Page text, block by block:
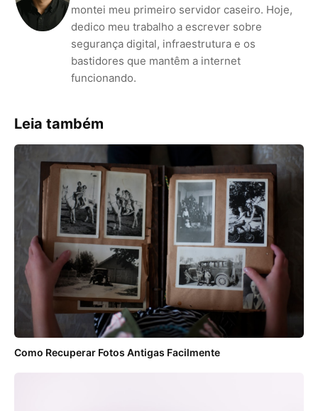
montei meu primeiro servidor caseiro. Hoje,
dedico meu trabalho a escrever sobre
segurança digital, infraestrutura e os
bastidores que mantêm a internet
funcionando.
Leia também
Como Recuperar Fotos Antigas Facilmente